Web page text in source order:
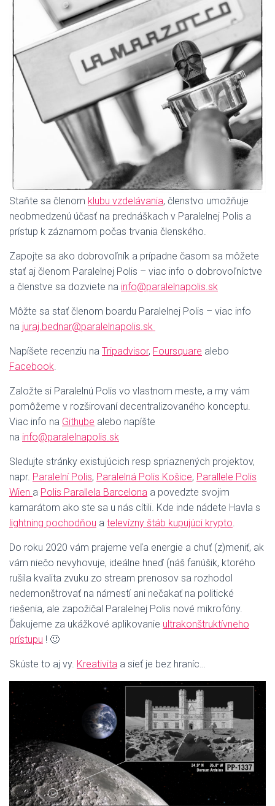
Staňte sa členom klubu vzdelávania, členstvo umožňuje
neobmedzenú účasť na prednáškach v Paralelnej Polis a
prístup k záznamom počas trvania členského.
Zapojte sa ako dobrovoľník a prípadne časom sa môžete
stať aj členom Paralelnej Polis – viac info o dobrovoľníctve
a členstve sa dozviete na info@paralelnapolis.sk
Môžte sa stať členom boardu Paralelnej Polis – viac info
na juraj.bednar@paralelnapolis.sk
Napíšete recenziu na Tripadvisor, Foursquare alebo
Facebook.
Založte si Paralelnú Polis vo vlastnom meste, a my vám
pomôžeme v rozširovaní decentralizovaného konceptu.
Viac info na Githube alebo napíšte
na info@paralelnapolis.sk
Sledujte stránky existujúcich resp spriaznených projektov,
napr. Paralelní Polis, Paralelná Polis Košice, Parallele Polis
Wien a Polis Parallela Barcelona a povedzte svojim
kamarátom ako ste sa u nás cítili. Kde inde nádete Havla s
lightning pochodňou a televízny štáb kupujúci krypto.
Do roku 2020 vám prajeme veľa energie a chuť (z)meniť, ak
vám niečo nevyhovuje, ideálne hneď (náš fanúšik, ktorého
rušila kvalita zvuku zo stream prenosov sa rozhodol
nedemonštrovať na námestí ani nečakať na politické
riešenia, ale zapožičal Paralelnej Polis nové mikrofóny.
Ďakujeme za ukážkové aplikovanie ultrakonštruktívneho
prístupu ! 🙂
Skúste to aj vy. Kreativita a sieť je bez hraníc…